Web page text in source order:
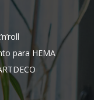
para HEMA